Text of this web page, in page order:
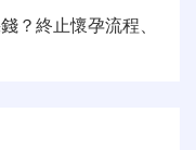
？終止懷孕流程、